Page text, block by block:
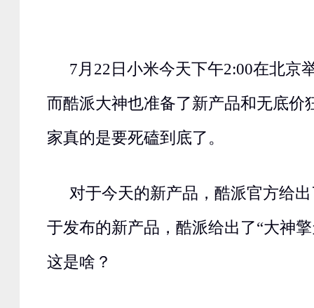
7月22日小米今天下午2:00在北京
而酷派大神也准备了新产品和无底价
家真的是要死磕到底了。
对于今天的新产品，酷派官方给
于发布的新产品，酷派给出了“大神
这是啥？